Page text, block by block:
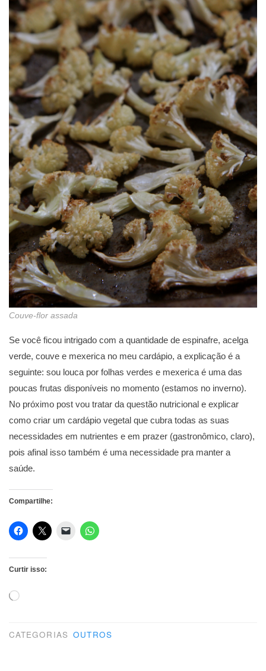
Couve-flor assada
Se você ficou intrigado com a quantidade de espinafre, acelga
verde, couve e mexerica no meu cardápio, a explicação é a
seguinte: sou louca por folhas verdes e mexerica é uma das
poucas frutas disponíveis no momento (estamos no inverno).
No próximo post vou tratar da questão nutricional e explicar
como criar um cardápio vegetal que cubra todas as suas
necessidades em nutrientes e em prazer (gastronômico, claro),
pois afinal isso também é uma necessidade pra manter a
saúde.
Compartilhe:
Curtir isso:
Carregando...
CATEGORIAS OUTROS